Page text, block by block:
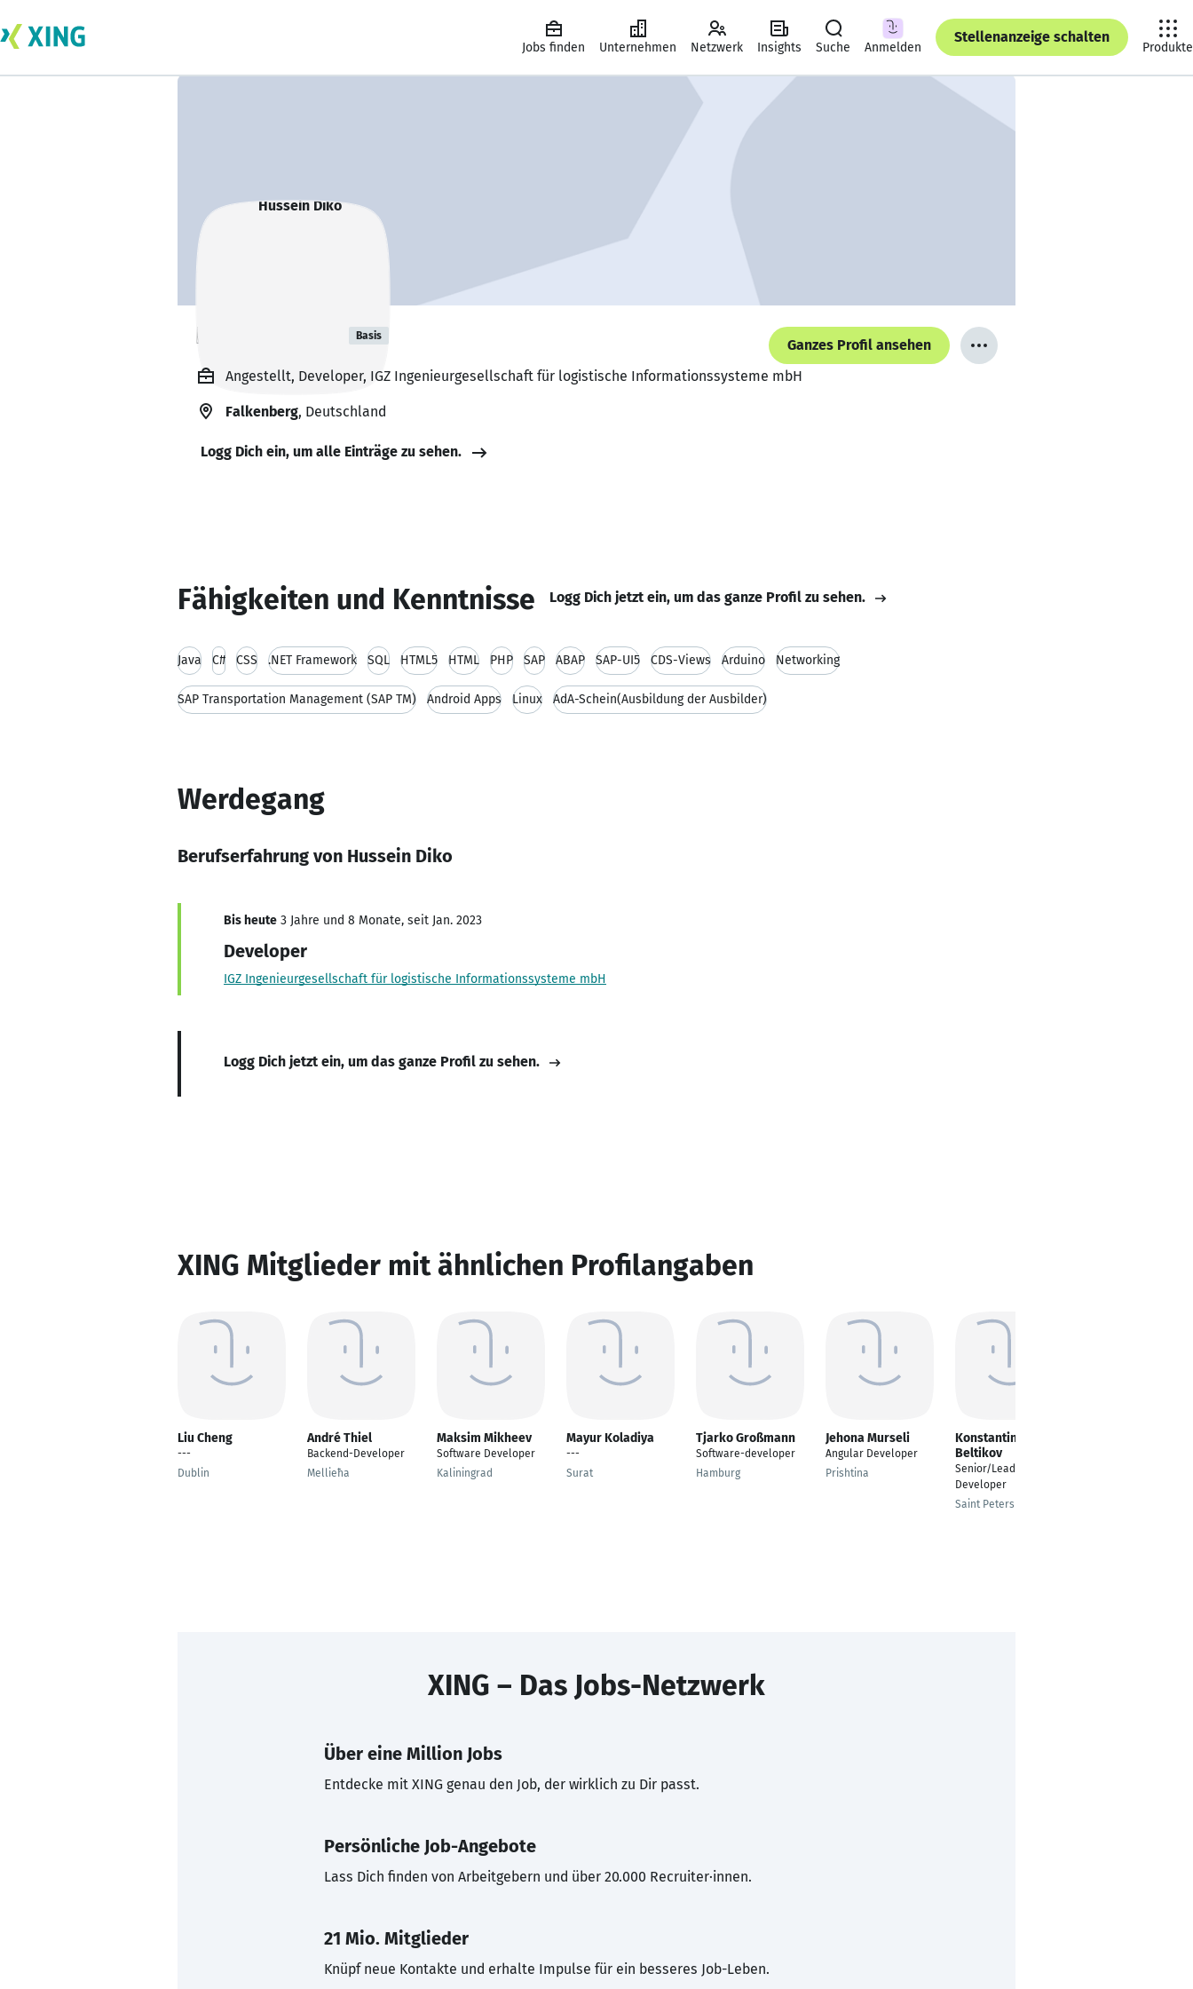
Jobs finden Unternehmen Netzwerk Insights Suche Anmelden
Stellenanzeige schalten
Produkte
Hussein Diko Basis
Ganzes Profil ansehen
Angestellt, Developer, IGZ Ingenieurgesellschaft für logistische Informationssysteme mbH
Falkenberg, Deutschland
Logg Dich ein, um alle Einträge zu sehen.
Fähigkeiten und Kenntnisse Logg Dich jetzt ein, um das ganze Profil zu sehen.
Java C# CSS .NET Framework SQL HTML5 HTML PHP SAP ABAP SAP-UI5 CDS-Views Arduino Networking
SAP Transportation Management (SAP TM) Android Apps Linux AdA-Schein(Ausbildung der Ausbilder)
Werdegang
Berufserfahrung von Hussein Diko
Bis heute 3 Jahre und 8 Monate, seit Jan. 2023
Developer
IGZ Ingenieurgesellschaft für logistische Informationssysteme mbH
Logg Dich jetzt ein, um das ganze Profil zu sehen.
XING Mitglieder mit ähnlichen Profilangaben
Liu Cheng
---
Dublin
André Thiel
Backend-Developer
Mellieħa
Maksim Mikheev
Software Developer
Kaliningrad
Mayur Koladiya
---
Surat
Tjarko Großmann
Software-developer
Hamburg
Jehona Murseli
Angular Developer
Prishtina
Konstantin
Beltikov
Senior/Lead Software
Developer
Saint Petersburg
XING – Das Jobs-Netzwerk
Über eine Million Jobs
Entdecke mit XING genau den Job, der wirklich zu Dir passt.
Persönliche Job-Angebote
Lass Dich finden von Arbeitgebern und über 20.000 Recruiter·innen.
21 Mio. Mitglieder
Knüpf neue Kontakte und erhalte Impulse für ein besseres Job-Leben.